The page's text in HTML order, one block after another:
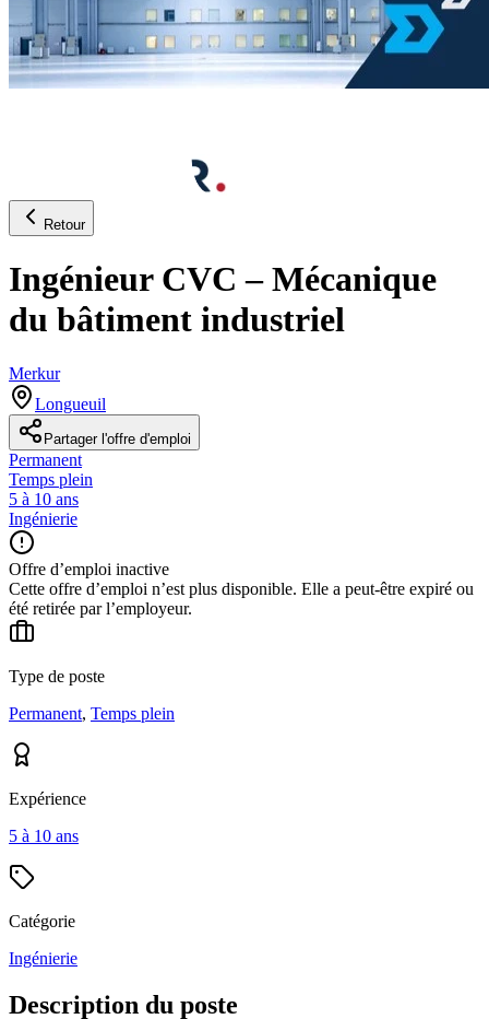
Retour
Ingénieur CVC – Mécanique
du bâtiment industriel
Merkur
Longueuil
Partager l'offre d'emploi
Permanent
Temps plein
5 à 10 ans
Ingénierie
Offre d’emploi inactive
Cette offre d’emploi n’est plus disponible. Elle a peut-être expiré ou
été retirée par l’employeur.
Type de poste
Permanent, Temps plein
Expérience
5 à 10 ans
Catégorie
Ingénierie
Description du poste